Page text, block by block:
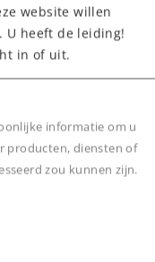
railstaven,
zonder
website willen
U heeft de leiding!
in of uit.
informatie om u
producten, diensten of
zou kunnen zijn.